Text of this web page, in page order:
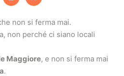
non si ferma mai.
non perché ci siano locali
Maggiore, e non si ferma mai
.